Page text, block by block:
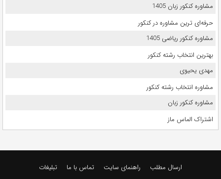
مشاوره کنکور زبان 1405
حرفه‌ای ترین مشاوره در کنکور
مشاوره کنکور ریاضی 1405
بهترین انتخاب رشته کنکور
مهدی یحیوی
مشاوره انتخاب رشته کنکور
مشاوره کنکور زبان
اشتراک الماس ماز
ارسال مطلب راهنمای سایت تماس با ما تبلیغات